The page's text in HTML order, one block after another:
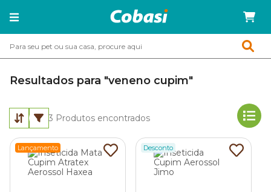
Resultados para "veneno cupim"
3 Produtos encontrados
Lançamento Desconto